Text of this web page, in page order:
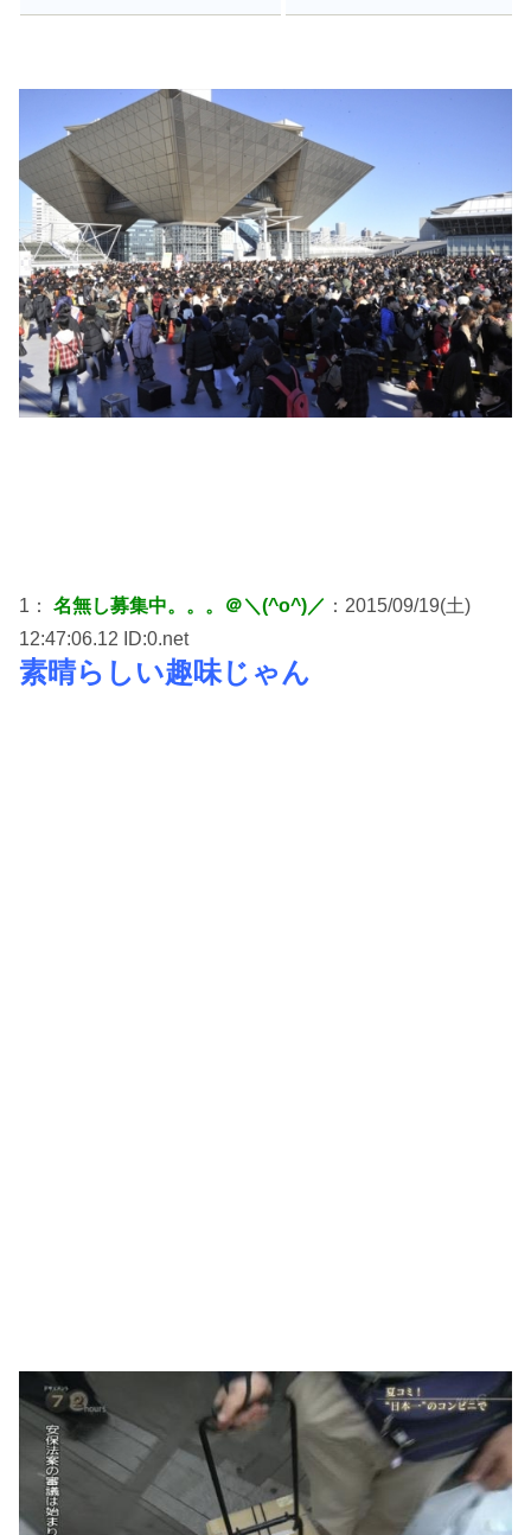
1： 名無し募集中。。。＠＼(^o^)／ ：2015/09/19(土)
12:47:06.12 ID:0.net
素晴らしい趣味じゃん